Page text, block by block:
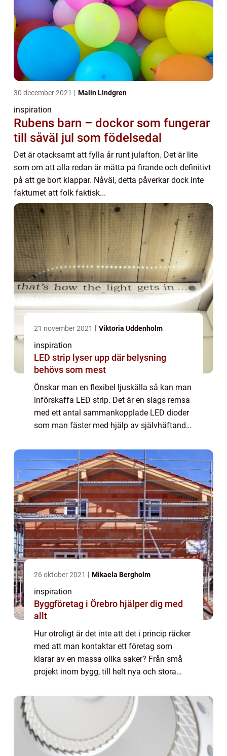
30 december 2021 Malin Lindgren
inspiration
Rubens barn – dockor som fungerar
till såväl jul som födelsedal
Det är otacksamt att fylla år runt julafton. Det är lite
som om att alla redan är mätta på firande och definitivt
på att ge bort klappar. Nåväl, detta påverkar dock inte
faktumet att folk faktisk...
21 november 2021 Viktoria Uddenholm
inspiration
LED strip lyser upp där belysning
behövs som mest
Önskar man en flexibel ljuskälla så kan man
införskaffa LED strip. Det är en slags remsa
med ett antal sammankopplade LED dioder
som man fäster med hjälp av självhäftande
strips kan också anpassas i längd gen...
26 oktober 2021 Mikaela Bergholm
inspiration
Byggföretag i Örebro hjälper dig med
allt
Hur otroligt är det inte att det i princip räcker
med att man kontaktar ett företag som
klarar av en massa olika saker? Från små
projekt inom bygg, till helt nya och stora
proble...